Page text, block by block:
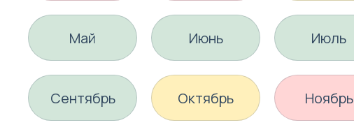
Май Июнь Июль
Сентябрь Октябрь Ноябрь